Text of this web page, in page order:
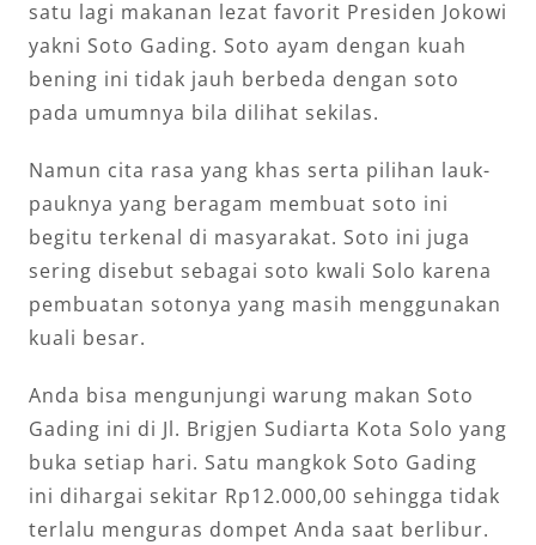
satu lagi makanan lezat favorit Presiden Jokowi
yakni Soto Gading. Soto ayam dengan kuah
bening ini tidak jauh berbeda dengan soto
pada umumnya bila dilihat sekilas.
Namun cita rasa yang khas serta pilihan lauk-
pauknya yang beragam membuat soto ini
begitu terkenal di masyarakat. Soto ini juga
sering disebut sebagai soto kwali Solo karena
pembuatan sotonya yang masih menggunakan
kuali besar.
Anda bisa mengunjungi warung makan Soto
Gading ini di Jl. Brigjen Sudiarta Kota Solo yang
buka setiap hari. Satu mangkok Soto Gading
ini dihargai sekitar Rp12.000,00 sehingga tidak
terlalu menguras dompet Anda saat berlibur.